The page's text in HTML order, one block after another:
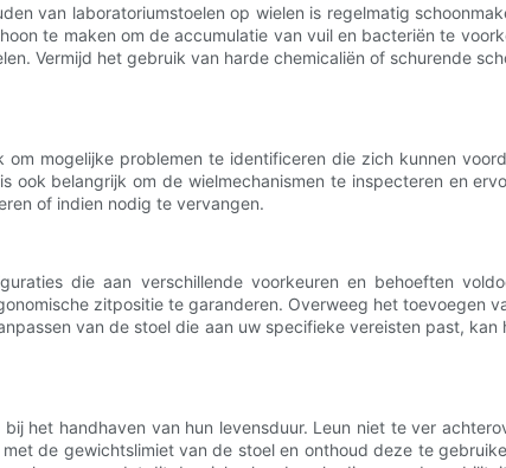
van laboratoriumstoelen op wielen is regelmatig
te maken om de accumulatie van vuil en bacteriën te
Vermijd het gebruik van harde chemicaliën of schurende
mogelijke problemen te identificeren die zich kunnen
belangrijk om de wielmechanismen te inspecteren en
of indien nodig te vervangen.
die aan verschillende voorkeuren en behoeften
zitpositie te garanderen. Overweeg het toevoegen
van de stoel die aan uw specifieke vereisten past,
het handhaven van hun levensduur. Leun niet te ver
de gewichtslimiet van de stoel en onthoud deze te